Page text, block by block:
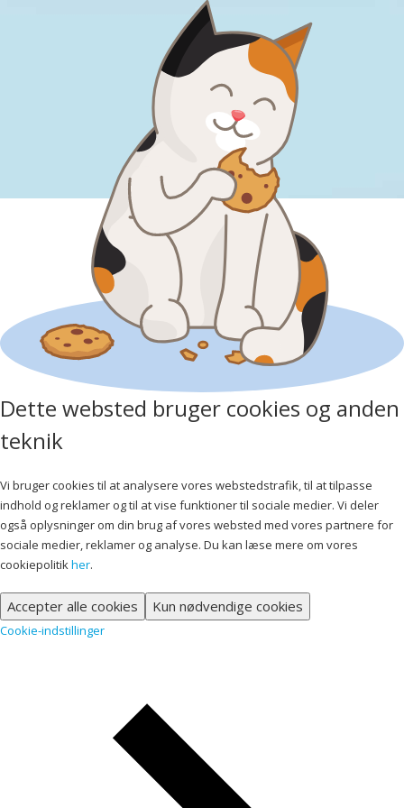
Dette websted bruger cookies og anden
teknik
Vi bruger cookies til at analysere vores webstedstrafik, til at tilpasse
indhold og reklamer og til at vise funktioner til sociale medier. Vi deler
også oplysninger om din brug af vores websted med vores partnere for
sociale medier, reklamer og analyse. Du kan læse mere om vores
cookiepolitikher.
Accepter alle cookies Kun nødvendige cookies
Cookie-indstillinger